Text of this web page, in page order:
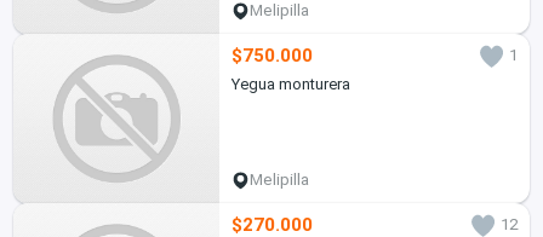
Melipilla
$750.000
1
Yegua monturera
Melipilla
$270.000
12